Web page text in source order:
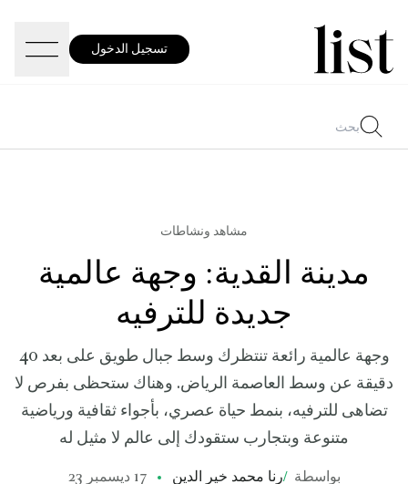
تسجيل الدخول
مشاهد ونشاطات
مدينة القدية: وجهة عالمية
جديدة للترفيه
وجهة عالمية رائعة تنتظرك وسط جبال طويق على بعد 40
دقيقة عن وسط العاصمة الرياض. وهناك ستحظى بفرص لا
تضاهى للترفيه، بنمط حياة عصري، بأجواء ثقافية ورياضية
متنوعة وبتجارب ستقودك إلى عالم لا مثيل له
بواسطة /رنا محمد خير الدين 17 ديسمبر 23